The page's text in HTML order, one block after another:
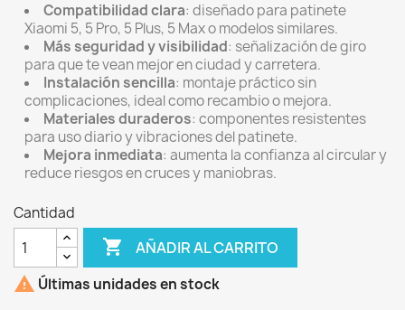
Compatibilidad clara: diseñado para patinete
Xiaomi 5, 5 Pro, 5 Plus, 5 Max o modelos similares.
Más seguridad y visibilidad: señalización de giro
para que te vean mejor en ciudad y carretera.
Instalación sencilla: montaje práctico sin
complicaciones, ideal como recambio o mejora.
Materiales duraderos: componentes resistentes
para uso diario y vibraciones del patinete.
Mejora inmediata: aumenta la confianza al circular y
reduce riesgos en cruces y maniobras.
Cantidad
 AÑADIR AL CARRITO
 Últimas unidades en stock